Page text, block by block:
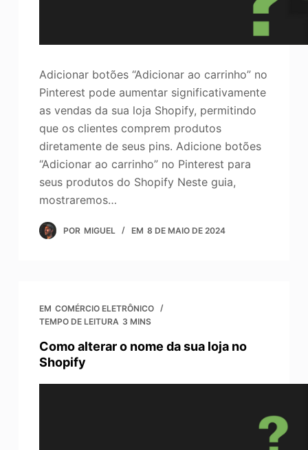
Adicionar botões “Adicionar ao carrinho” no
Pinterest pode aumentar significativamente
as vendas da sua loja Shopify, permitindo
que os clientes comprem produtos
diretamente de seus pins. Adicione botões
“Adicionar ao carrinho” no Pinterest para
seus produtos do Shopify Neste guia,
mostraremos…
POR MIGUEL EM 8 DE MAIO DE 2024
EM COMÉRCIO ELETRÔNICO
TEMPO DE LEITURA 3 MINS
Como alterar o nome da sua loja no
Shopify